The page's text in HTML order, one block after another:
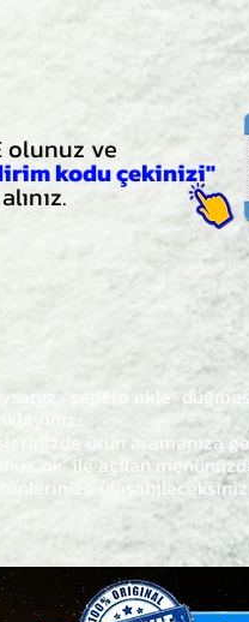
olunuz ve
kodu çekinizi"
alınız.
"sepete ekle"
ürün aramanıza
'ok' ile açılan